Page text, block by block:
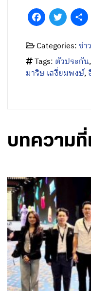
FacebookTwitter
Categories:ข่า
Tags: ตัวประกัน,
มาริษ เสงี่ยมพงษ์,
บทความที่